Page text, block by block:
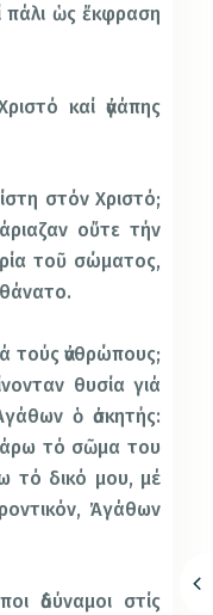
πάλι ὡς ἔκφραση
καί ἀγάπης
στόν Χριστό;
οὔτε τήν
τοῦ σώματος,
τούς ἀνθρώπους;
θυσία γιά
ὁ ἀσκητής:
τό σῶμα του
τό δικό μου, μέ
Ἀγάθων
ἀδύναμοι στίς